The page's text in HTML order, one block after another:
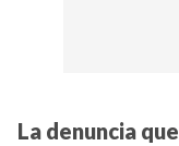
La denuncia